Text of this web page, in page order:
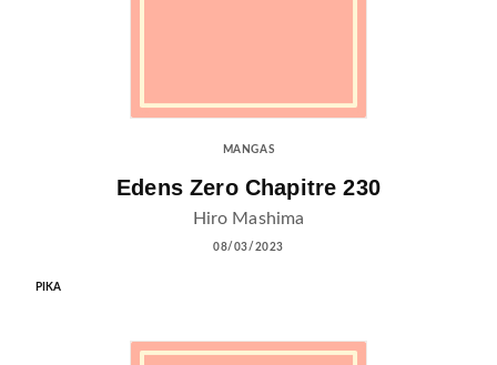
MANGAS
Edens Zero Chapitre 230
Hiro Mashima
08/03/2023
PIKA